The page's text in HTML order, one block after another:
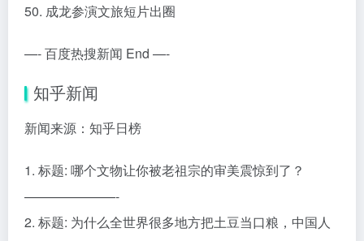
50. 成龙参演文旅短片出圈
—- 百度热搜新闻 End —-
知乎新闻
新闻来源：知乎日榜
1. 标题: 哪个文物让你被老祖宗的审美震惊到了？
———————-
2. 标题: 为什么全世界很多地方把土豆当口粮，中国人